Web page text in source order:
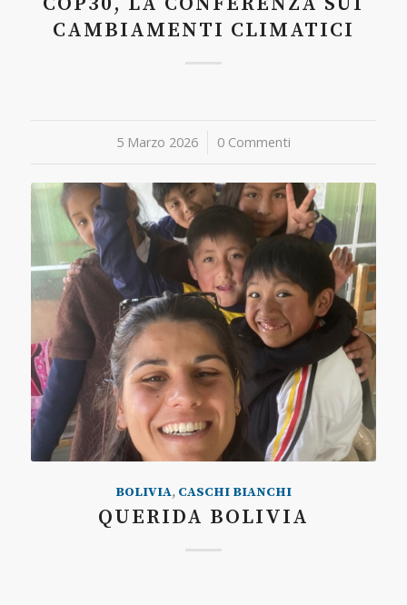
CAMBIAMENTI CLIMATICI
5 Marzo 2026
/ 0 Commenti
BOLIVIA, CASCHI BIANCHI
QUERIDA BOLIVIA